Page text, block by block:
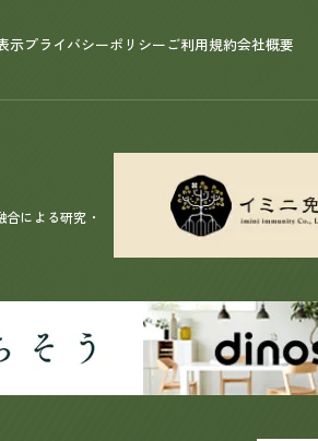
示プライバシーポリシーご利用規約会社概要
による研究・